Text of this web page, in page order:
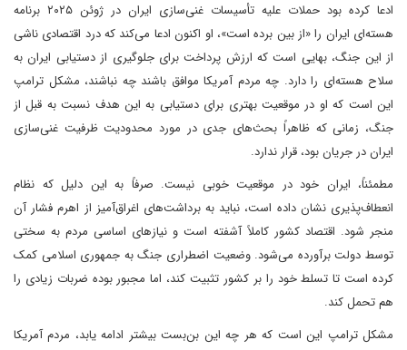
ادعا کرده بود حملات علیه تأسیسات غنی‌سازی ایران در ژوئن ۲۰۲۵ برنامه
هسته‌ای ایران را «از بین برده است»، او اکنون ادعا می‌کند که درد اقتصادی ناشی
از این جنگ، بهایی است که ارزش پرداخت برای جلوگیری از دستیابی ایران به
سلاح هسته‌ای را دارد. چه مردم آمریکا موافق باشند چه نباشند، مشکل ترامپ
این است که او در موقعیت بهتری برای دستیابی به این هدف نسبت به قبل از
جنگ، زمانی که ظاهراً بحث‌های جدی در مورد محدودیت ظرفیت غنی‌سازی
ایران در جریان بود، قرار ندارد.
مطمئناً، ایران خود در موقعیت خوبی نیست. صرفاً به این دلیل که نظام
انعطاف‌پذیری نشان داده است، نباید به برداشت‌های اغراق‌آمیز از اهرم فشار آن
منجر شود. اقتصاد کشور کاملاً آشفته است و نیازهای اساسی مردم به سختی
توسط دولت برآورده می‌شود. وضعیت اضطراری جنگ به جمهوری اسلامی کمک
کرده است تا تسلط خود را بر کشور تثبیت کند، اما مجبور بوده ضربات زیادی را
هم تحمل کند.
مشکل ترامپ این است که هر چه این بن‌بست بیشتر ادامه یابد، مردم آمریکا